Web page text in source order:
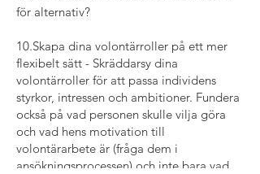
för alternativ?
10.Skapa dina volontärroller på ett mer
flexibelt sätt - Skräddarsy dina
volontärroller för att passa individens
styrkor, intressen och ambitioner. Fundera
också på vad personen skulle vilja göra
och vad hens motivation till
volontärarbete är (fråga dem i
ansökningsprocessen) och inte bara vad